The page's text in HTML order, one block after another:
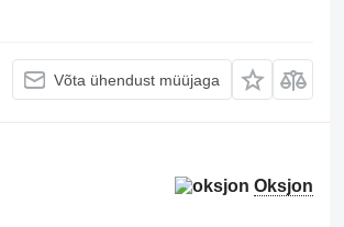
Võta ühendust müüjaga
Oksjon